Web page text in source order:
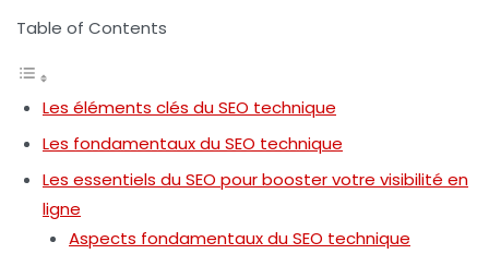
Table of Contents
Les éléments clés du SEO technique
Les fondamentaux du SEO technique
Les essentiels du SEO pour booster votre visibilité en
ligne
Aspects fondamentaux du SEO technique